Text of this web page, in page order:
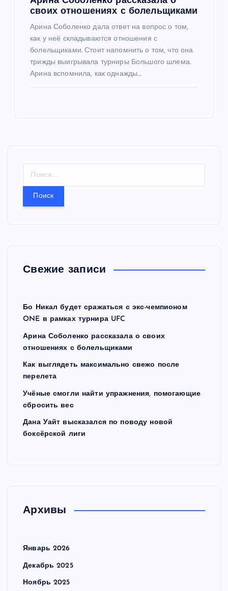
своих отношениях с болельщиками
Арина Соболенко дала ответ на вопрос о том,
как у неё складываются отношения с
болельщиками. Стоит напомнить о том, что она
трижды выигрывала турниры Большого шлема.
Арина вспомнила, как однажды…
Свежие записи
Бо Никал будет сражаться с экс-чемпионом
ONE в рамках турнира UFC
Арина Соболенко рассказала о своих
отношениях с болельщиками
Как выглядеть максимально свежо после
перелета
Учёные смогли найти упражнения, помогающие
сбросить вес
Дана Уайт высказался по поводу новой
боксёрской лиги
Архивы
Январь 2026
Декабрь 2025
Ноябрь 2025